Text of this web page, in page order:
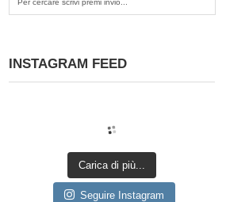
INSTAGRAM FEED
Carica di più...
Seguire Instagram